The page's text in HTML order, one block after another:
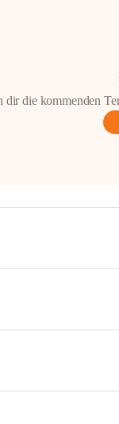
dir die kommenden